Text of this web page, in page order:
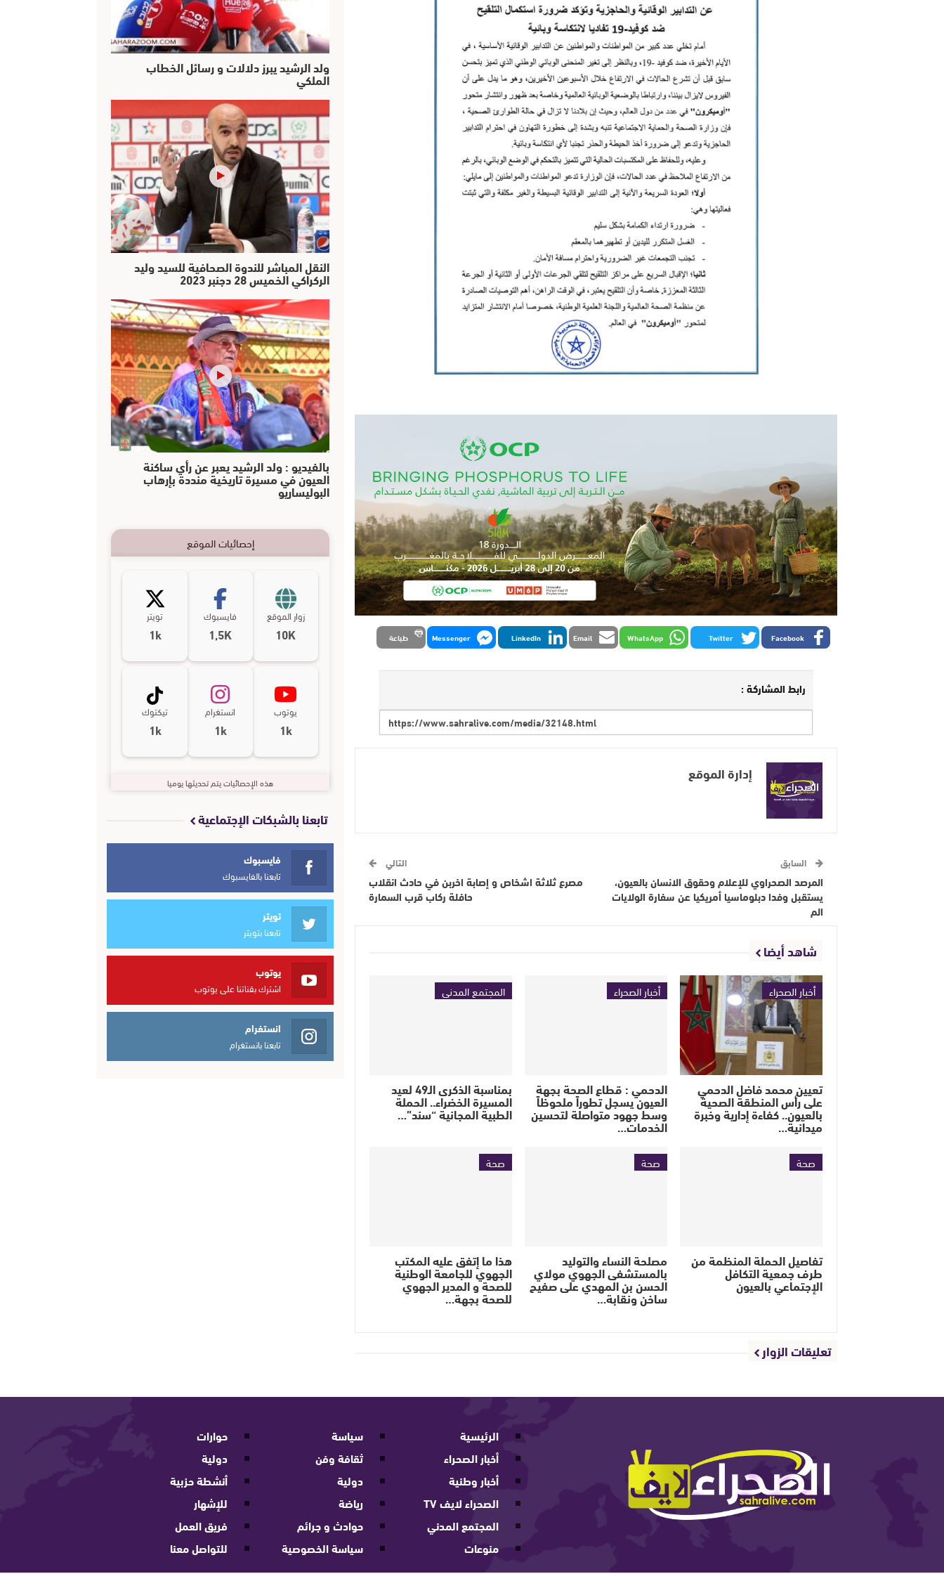
Facebook
Twitter
WhatsApp
Email
LinkedIn
Messenger طباعة
رابط المشاركة :
إدارة الموقع
السابق
المرصد الصحراوي للإعلام وحقوق الانسان بالعيون،
يستقبل وفدا دبلوماسيا أمريكيا عن سفارة الولايات
الم
التالي
مصرع ثلاثة اشخاص و إصابة اخربن في حادث انقلاب
حافلة ركاب قرب السمارة
شاهد أيضا
أخبار الصحراء
تعيين محمد فاضل الدحمي
على رأس المنطقة الصحية
بالعيون.. كفاءة إدارية وخبرة
ميدانية…
أخبار الصحراء
الدحمي : قطاع الصحة بجهة
العيون يسجل تطوراً ملحوظاً
وسط جهود متواصلة لتحسين
الخدمات…
المجتمع المدني
بمناسبة الذكرى الـ49 لعيد
المسيرة الخضراء.. الحملة
الطبية المجانية “سند”…
صحة
تفاصيل الحملة المنظمة من
طرف جمعية التكافل
الإجتماعي بالعيون
صحة
مصلحة النساء والتوليد
بالمستشفى الجهوي مولاي
الحسن بن المهدي على صفيح
ساخن ونقابة…
صحة
هذا ما إتفق عليه المكتب
الجهوي للجامعة الوطنية
للصحة و المدير الجهوي
للصحة بجهة…
تعليقات الزوار
ولد الرشيد يبرز دلالات و رسائل الخطاب
الملكي
النقل المباشر للندوة الصحافية للسيد وليد
الركراكي الخميس 28 دجنبر 2023
بالفيديو : ولد الرشيد يعبر عن رأي ساكنة
العيون في مسيرة تاريخية منددة بإرهاب
البوليساريو
إحصائيات الموقع
زوار الموقع
10K
فايسبوك
1,5K
تويتر
1k
يوتوب
1k
انستغرام
1k
تيكتوك
1k
هذه الإحصائيات يتم تحديثها يوميا
تابعنا بالشبكات الإجتماعية
فايسبوك
تابعنا بالفايسبوك
تويتر
تابعنا بتويتر
يوتوب
اشترك بقناتنا على يوتوب
انستغرام
تابعنا بانستغرام
الرئيسية
أخبار الصحراء
أخبار وطنية
الصحراء لايف TV
المجتمع المدني
منوعات
سياسة
ثقافة وفن
دولية
رياضة
حوادث و جرائم
سياسة الخصوصية
حوارات
دولية
أنشطة حزبية
للإشهار
فريق العمل
للتواصل معنا